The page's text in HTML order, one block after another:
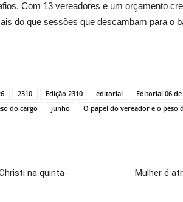
Com 13 vereadores e um orçamento
do que sessões que descambam para o
2310 Edição 2310 editorial
Editorial 06
do cargo
junho
O papel do vereador e o peso
na quinta-
Mulher é